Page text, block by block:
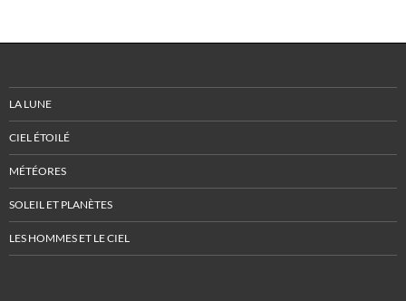
LA LUNE
CIEL ÉTOILÉ
MÉTÉORES
SOLEIL ET PLANÈTES
LES HOMMES ET LE CIEL